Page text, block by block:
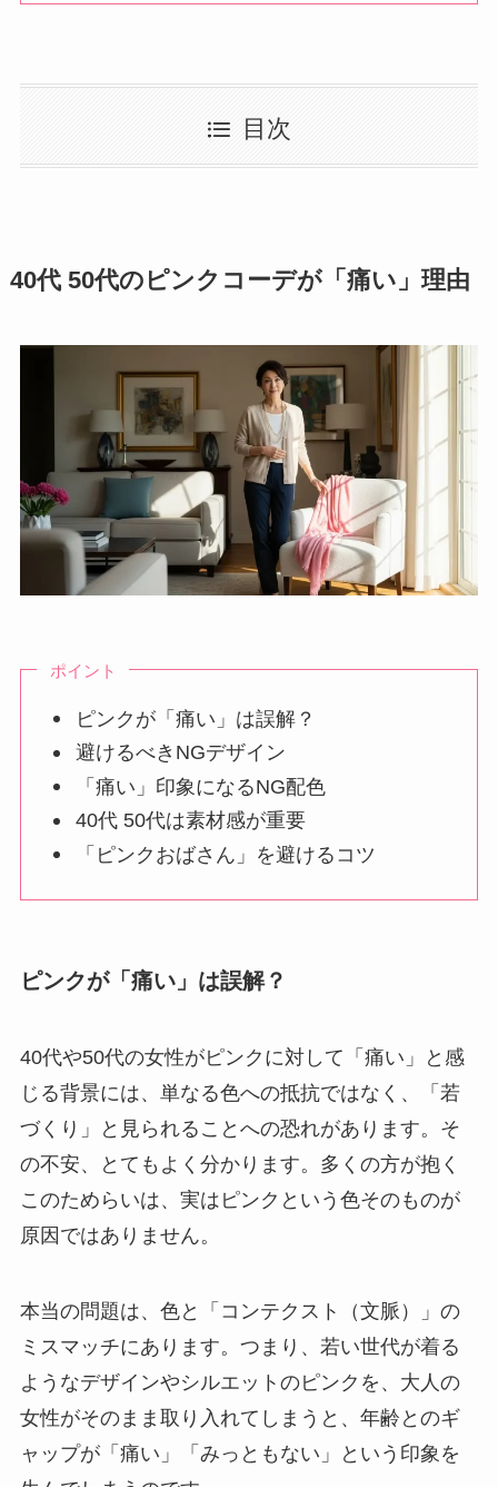
目次
40代 50代のピンクコーデが「痛い」理由
ポイント
ピンクが「痛い」は誤解？
避けるべきNGデザイン
「痛い」印象になるNG配色
40代 50代は素材感が重要
「ピンクおばさん」を避けるコツ
ピンクが「痛い」は誤解？
40代や50代の女性がピンクに対して「痛い」と感
じる背景には、単なる色への抵抗ではなく、「若
づくり」と見られることへの恐れがあります。そ
の不安、とてもよく分かります。多くの方が抱く
このためらいは、実はピンクという色そのものが
原因ではありません。
本当の問題は、 色と「コンテクスト（文脈）」の
ミスマッチにあります。つまり、若い世代が着る
ようなデザインやシルエットのピンクを、大人の
女性がそのまま取り入れてしまうと、年齢とのギ
ャップが「痛い」「みっともない」という印象を